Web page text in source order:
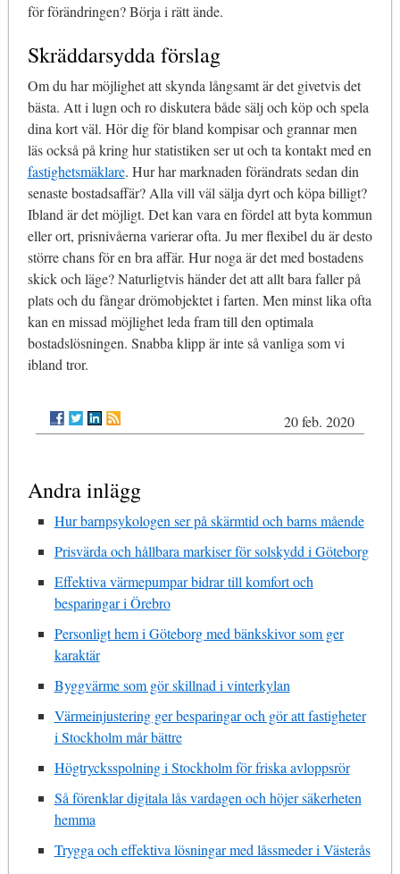
för förändringen? Börja i rätt ände.
Skräddarsydda förslag
Om du har möjlighet att skynda långsamt är det givetvis det
bästa. Att i lugn och ro diskutera både sälj och köp och spela
dina kort väl. Hör dig för bland kompisar och grannar men
läs också på kring hur statistiken ser ut och ta kontakt med en
fastighetsmäklare. Hur har marknaden förändrats sedan din
senaste bostadsaffär? Alla vill väl sälja dyrt och köpa billigt?
Ibland är det möjligt. Det kan vara en fördel att byta kommun
eller ort, prisnivåerna varierar ofta. Ju mer flexibel du är desto
större chans för en bra affär. Hur noga är det med bostadens
skick och läge? Naturligtvis händer det att allt bara faller på
plats och du fångar drömobjektet i farten. Men minst lika ofta
kan en missad möjlighet leda fram till den optimala
bostadslösningen. Snabba klipp är inte så vanliga som vi
ibland tror.
20 feb. 2020
Andra inlägg
Hur barnpsykologen ser på skärmtid och barns mående
Prisvärda och hållbara markiser för solskydd i Göteborg
Effektiva värmepumpar bidrar till komfort och
besparingar i Örebro
Personligt hem i Göteborg med bänkskivor som ger
karaktär
Byggvärme som gör skillnad i vinterkylan
Värmeinjustering ger besparingar och gör att fastigheter
i Stockholm mår bättre
Högtrycksspolning i Stockholm för friska avloppsrör
Så förenklar digitala lås vardagen och höjer säkerheten
hemma
Trygga och effektiva lösningar med låssmeder i Västerås